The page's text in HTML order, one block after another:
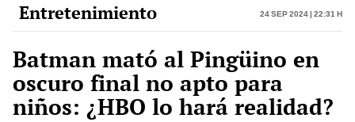
Entretenimiento 24 Sep 2024 | 22:31 h
Batman mató al Pingüino en
oscuro final no apto para
niños: ¿HBO lo hará realidad?